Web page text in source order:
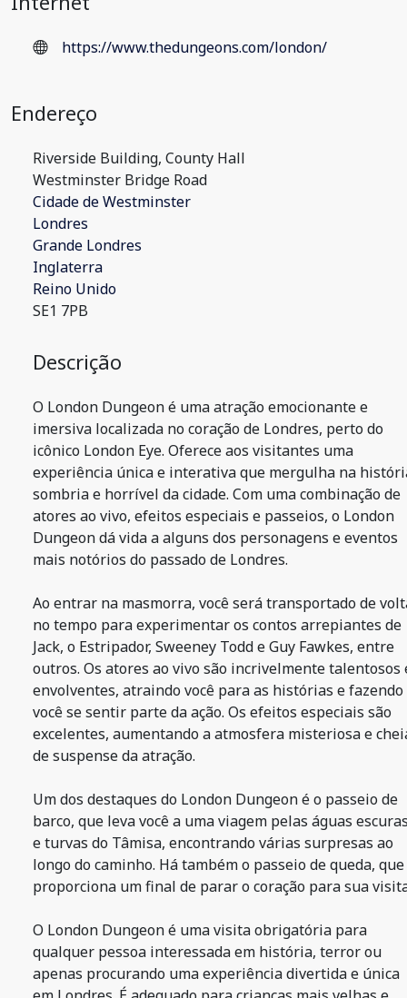
https://www.thedungeons.com/london/
Endereço
Riverside Building, County Hall
Westminster Bridge Road
Cidade de Westminster
Londres
Grande Londres
Inglaterra
Reino Unido
SE1 7PB
Descrição
O London Dungeon é uma atração emocionante e
imersiva localizada no coração de Londres, perto do
icônico London Eye. Oferece aos visitantes uma
experiência única e interativa que mergulha na
sombria e horrível da cidade. Com uma combinação de
atores ao vivo, efeitos especiais e passeios, o London
Dungeon dá vida a alguns dos personagens e eventos
mais notórios do passado de Londres.
Ao entrar na masmorra, você será transportado de
no tempo para experimentar os contos arrepiantes de
Jack, o Estripador, Sweeney Todd e Guy Fawkes, entre
outros. Os atores ao vivo são incrivelmente talentosos
envolventes, atraindo você para as histórias e fazendo
você se sentir parte da ação. Os efeitos especiais são
excelentes, aumentando a atmosfera misteriosa e
de suspense da atração.
Um dos destaques do London Dungeon é o passeio de
barco, que leva você a uma viagem pelas águas
e turvas do Tâmisa, encontrando várias surpresas ao
longo do caminho. Há também o passeio de queda, que
proporciona um final de parar o coração para sua
O London Dungeon é uma visita obrigatória para
qualquer pessoa interessada em história, terror ou
apenas procurando uma experiência divertida e única